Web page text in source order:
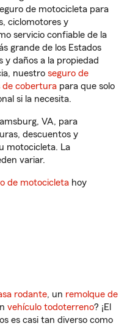
de motocicleta para
ciclomotores y
servicio confiable de la
grande de los Estados
y daños a la propiedad
nuestro seguro de
de cobertura para que solo
si la necesita.
VA, para
descuentos y
motocicleta. La
variar.
de motocicleta hoy
rodante, un remolque de
vehículo todoterreno? ¡El
es casi tan diverso como